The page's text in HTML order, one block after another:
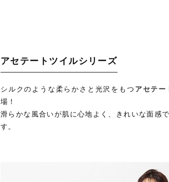
アセテートツイルシリーズ
シルクのような柔らかさと光沢をもつ アセテー
場！
滑らかな風合いが肌に心地よく、きれいな面感
す。